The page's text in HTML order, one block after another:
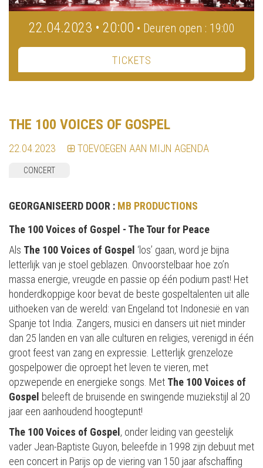
22.04.2023 • 20:00 • Deuren open : 19:00
TICKETS
THE 100 VOICES OF GOSPEL
22.04.2023 TOEVOEGEN AAN MIJN AGENDA
CONCERT
GEORGANISEERD DOOR : MB PRODUCTIONS
The 100 Voices of Gospel - The Tour for Peace
Als The 100 Voices of Gospel ‘los’ gaan, word je bijna
letterlijk van je stoel geblazen. Onvoorstelbaar hoe zo’n
massa energie, vreugde en passie op één podium past! Het
honderdkoppige koor bevat de beste gospeltalenten uit alle
uithoeken van de wereld: van Engeland tot Indonesië en van
Spanje tot India. Zangers, musici en dansers uit niet minder
dan 25 landen en van alle culturen en religies, verenigd in één
groot feest van zang en expressie. Letterlijk grenzeloze
gospelpower die oproept het leven te vieren, met
opzwepende en energieke songs. Met The 100 Voices of
Gospel beleeft de bruisende en swingende muziekstijl al 20
jaar een aanhoudend hoogtepunt!
The 100 Voices of Gospel, onder leiding van geestelijk
vader Jean-Baptiste Guyon, beleefde in 1998 zijn debuut met
een concert in Parijs op de viering van 150 jaar afschaffing